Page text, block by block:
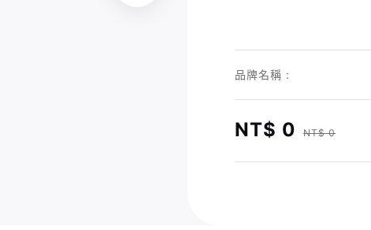
品牌名稱 :
NT$ 0 NT$ 0